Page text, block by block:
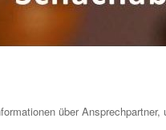
über